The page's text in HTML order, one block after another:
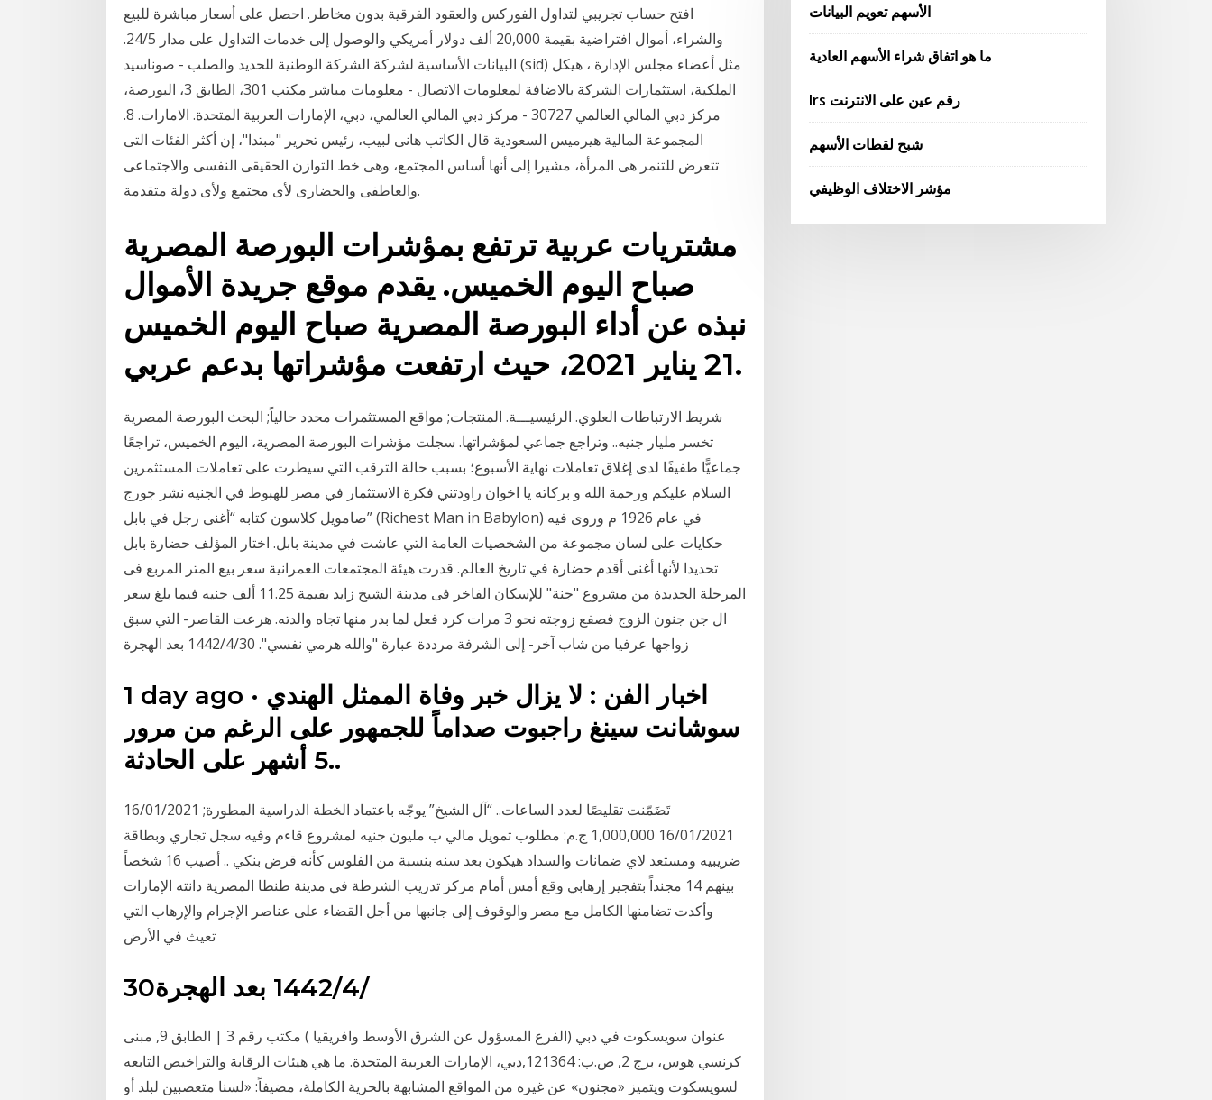
افتح حساب تجريبي لتداول الفوركس والعقود الفرقية بدون مخاطر. احصل على أسعار مباشرة للبيع
والشراء، أموال افتراضية بقيمة 20,000 ألف دولار أمريكي والوصول إلى خدمات التداول على مدار 24/5.
البيانات الأساسية لشركة الشركة الوطنية للحديد والصلب - صوناسيد (sid) مثل أعضاء مجلس الإدارة ، هيكل
الملكية، استثمارات الشركة بالاضافة لمعلومات الاتصال - معلومات مباشر مكتب 301، الطابق 3، البورصة،
مركز دبي المالي العالمي 30727 - مركز دبي المالي العالمي، دبي، الإمارات العربية المتحدة. الامارات. 8.
المجموعة المالية هيرميس السعودية قال الكاتب هانى لبيب، رئيس تحرير "مبتدا"، إن أكثر الفئات التى
تتعرض للتنمر هى المرأة، مشيرا إلى أنها أساس المجتمع، وهى خط التوازن الحقيقى النفسى والاجتماعى
والعاطفى والحضارى لأى مجتمع ولأى دولة متقدمة.
مشتريات عربية ترتفع بمؤشرات البورصة المصرية
صباح اليوم الخميس. يقدم موقع جريدة الأموال
نبذه عن أداء البورصة المصرية صباح اليوم الخميس
21 يناير 2021، حيث ارتفعت مؤشراتها بدعم عربي.
شريط الارتباطات العلوي. الرئيسيـــة. المنتجات; مواقع المستثمرات محدد حالياً; البحث البورصة المصرية
تخسر مليار جنيه.. وتراجع جماعي لمؤشراتها. سجلت مؤشرات البورصة المصرية، اليوم الخميس، تراجعًا
جماعيًّا طفيفًا لدى إغلاق تعاملات نهاية الأسبوع؛ بسبب حالة الترقب التي سيطرت على تعاملات المستثمرين
السلام عليكم ورحمة الله و بركاته يا اخوان راودتني فكرة الاستثمار في مصر للهبوط في الجنيه نشر جورج
صامويل كلاسون كتابه “أغنى رجل في بابل” (Richest Man in Babylon) في عام 1926 م وروى فيه
حكايات على لسان مجموعة من الشخصيات العامة التي عاشت في مدينة بابل. اختار المؤلف حضارة بابل
تحديدا لأنها أغنى أقدم حضارة في تاريخ العالم. قدرت هيئة المجتمعات العمرانية سعر بيع المتر المربع فى
المرحلة الجديدة من مشروع "جنة" للإسكان الفاخر فى مدينة الشيخ زايد بقيمة 11.25 ألف جنيه فيما بلغ سعر
ال جن جنون الزوج فصفع زوجته نحو 3 مرات كرد فعل لما بدر منها تجاه والدته. هرعت القاصر- التي سبق
زواجها عرفيا من شاب آخر- إلى الشرفة مرددة عبارة "والله هرمي نفسي". 30‏‏/4‏‏/1442 بعد الهجرة
1 day ago · اخبار الفن : لا يزال خبر وفاة الممثل الهندي
سوشانت سينغ راجبوت صداماً للجمهور على الرغم من مرور
5 أشهر على الحادثة..
16/01/2021 تَضَمّنت تقليصًا لعدد الساعات.. “آل الشيخ” يوجّه باعتماد الخطة الدراسية المطورة;
16/01/2021 1,000,000 ج.م: مطلوب تمويل مالي ب مليون جنيه لمشروع قاءم وفيه سجل تجاري وبطاقة
ضريبيه ومستعد لاي ضمانات والسداد هيكون بعد سنه بنسبة من الفلوس كأنه قرض بنكي .. أصيب 16 شخصاً
بينهم 14 مجنداً بتفجير إرهابي وقع أمس أمام مركز تدريب الشرطة في مدينة طنطا المصرية دانته الإمارات
وأكدت تضامنها الكامل مع مصر والوقوف إلى جانبها من أجل القضاء على عناصر الإجرام والإرهاب التي
تعيث في الأرض
30‏‏/4‏‏/1442 بعد الهجرة
عنوان سويسكوت في دبي (الفرع المسؤول عن الشرق الأوسط وافريقيا ) مكتب رقم 3 | الطابق 9, مبنى
كرنسي هوس، برج 2, ص.ب: 121364,دبي، الإمارات العربية المتحدة. ما هي هيئات الرقابة والتراخيص التابعه
لسويسكوت ويتميز «مجنون» عن غيره من المواقع المشابهة بالحرية الكاملة، مضيفاً: «لسنا متعصبين لبلد أو
الأسهم تعويم البيانات
ما هو اتفاق شراء الأسهم العادية
Irs رقم عين على الانترنت
شبح لقطات الأسهم
مؤشر الاختلاف الوظيفي